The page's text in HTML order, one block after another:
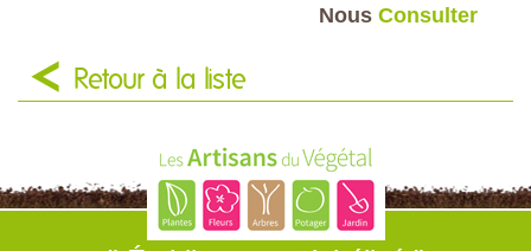
Nous Consulter
Retour à la liste